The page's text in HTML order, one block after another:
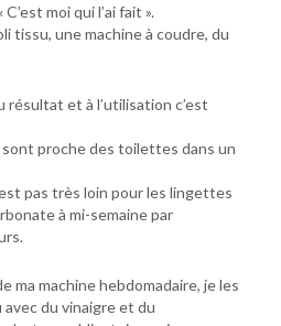
moi qui l’ai fait ».
tissu, une machine à coudre, du
résultat et à l’utilisation c’est
proche des toilettes dans un
pas très loin pour les lingettes
à mi-semaine par
ma machine hebdomadaire, je les
avec du vinaigre et du